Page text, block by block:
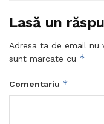
Lasă un
Adresa ta de email nu
sunt marcate cu *
Comentariu *